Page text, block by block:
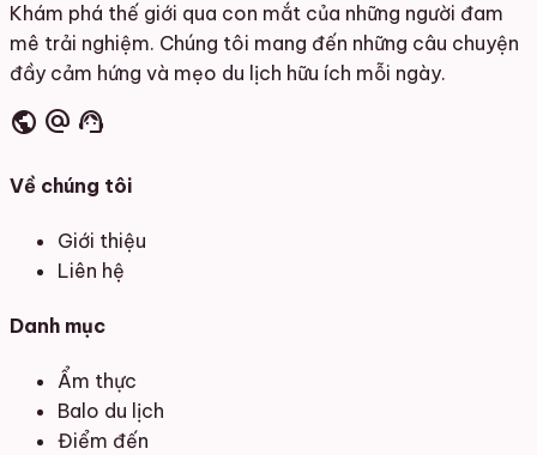
Khám phá thế giới qua con mắt của những người đam
mê trải nghiệm. Chúng tôi mang đến những câu chuyện
đầy cảm hứng và mẹo du lịch hữu ích mỗi ngày.
public alternate_email support_agent
Về chúng tôi
Giới thiệu
Liên hệ
Danh mục
Ẩm thực
Balo du lịch
Điểm đến